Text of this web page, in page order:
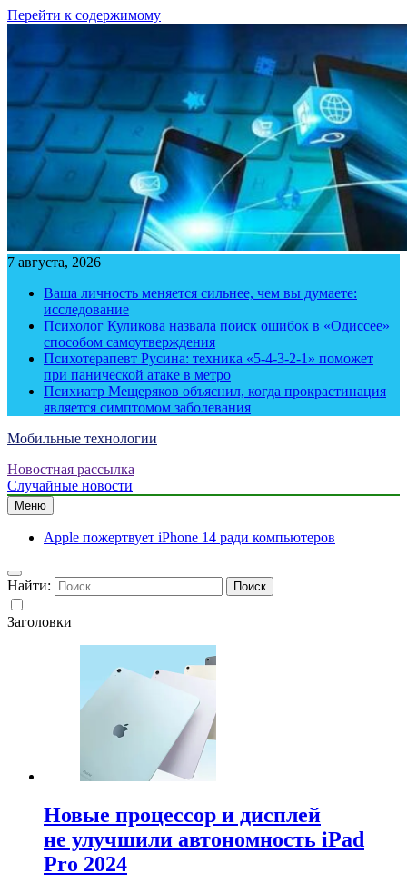
Перейти к содержимому
7 августа, 2026
Ваша личность меняется сильнее, чем вы думаете:
исследование
Психолог Куликова назвала поиск ошибок в «Одиссее»
способом самоутверждения
Психотерапевт Русина: техника «5-4-3-2-1» поможет
при панической атаке в метро
Психиатр Мещеряков объяснил, когда прокрастинация
является симптомом заболевания
Мобильные технологии
Новостная рассылка
Случайные новости
Меню
Apple пожертвует iPhone 14 ради компьютеров
Найти:
Заголовки
Новые процессор и дисплей
не улучшили автономность iPad
Pro 2024